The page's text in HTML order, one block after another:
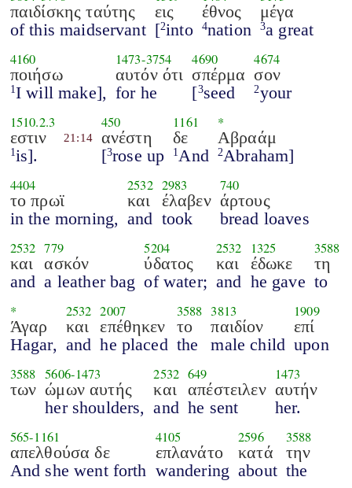
παιδίσκης ταύτης
of this maidservant
εις
[2into
έθνος
4nation
μέγα
3a great
4160
ποιήσω
1 I will make],
1473-3754
αυτόν ότι
for he
4690
σπέρμα
[3seed
4674
σον
2your
1510.2.3
εστιν
1 is].
21:14
450
ανέστη
[3rose up
1161
δε
1 And
*
Αβραάμ
2 Abraham]
4404
το πρωϊ
in the morning,
2532
και
and
2983
έλαβεν
took
740
άρτους
bread loaves
2532
και
and
779
ασκόν
a leather bag
5204
ύδατος
of water;
2532
και
and
1325
έδωκε
he gave
3588
τη
to
*
Άγαρ
Hagar,
2532
και
and
2007
επέθηκεν
he placed
3588
το
the
3813
παιδίον
male child
1909
επί
upon
3588
των
5606-1473
ώμων αυτής
her shoulders,
2532
και
and
649
απέστειλεν
he sent
1473
αυτήν
her.
565-1161
απελθούσα δε
And she went forth
4105
επλανάτο
wandering
2596
κατά
about
3588
την
the